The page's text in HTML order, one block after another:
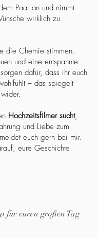
Paar an und nimmt
wirklich zu
die Chemie stimmen.
und eine entspannte
dafür, dass ihr euch
– das spiegelt
Hochzeitsfilmer sucht,
und Liebe zum
euch gern bei mir.
eure Geschichte
für euren großen Tag